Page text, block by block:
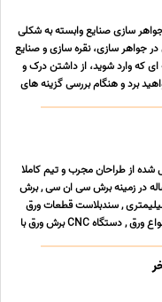
سازی صنایع وابسته به شکلی
جواهر سازی، نقره سازی و صنایع
ای که وارد شوید، از داشتن درک و
برد و هنگام بررسی گزینه های
شده از طراحان مجرب و تیم کاملا
در زمینه برش سی ان سی , برش
, سندبلاست قطعات ورق
برش خورده , رنگ الکترواستاتیک انواع ورق , دستگاه CNC برش ورق با